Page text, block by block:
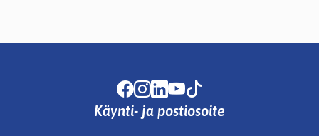
Facebook
Instagram
LinkedIn
Youtube
Käynti- ja postiosoite